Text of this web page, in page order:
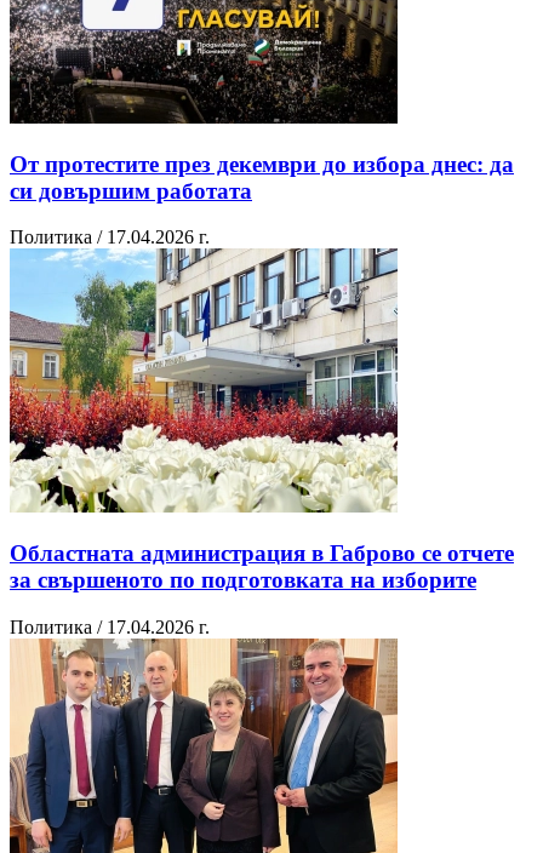
От протестите през декември до избора днес: да
си довършим работата
Политика / 17.04.2026 г.
Областната администрация в Габрово се отчете
за свършеното по подготовката на изборите
Политика / 17.04.2026 г.